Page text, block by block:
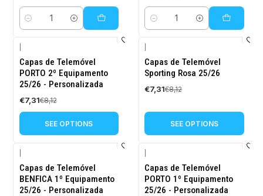
Quantity Quantity
-10%
OFF
Capas de Telemóvel
PORTO 2º Equipamento
25/26 - Personalizada
€7,31€8,12
SEE OPTIONS
-10%
OFF
Capas de Telemóvel
Sporting Rosa 25/26
€7,31€8,12
SEE OPTIONS
-10%
OFF
Capas de Telemóvel
BENFICA 1º Equipamento
25/26 - Personalizada
-10%
OFF
Capas de Telemóvel
PORTO 1º Equipamento
25/26 - Personalizada